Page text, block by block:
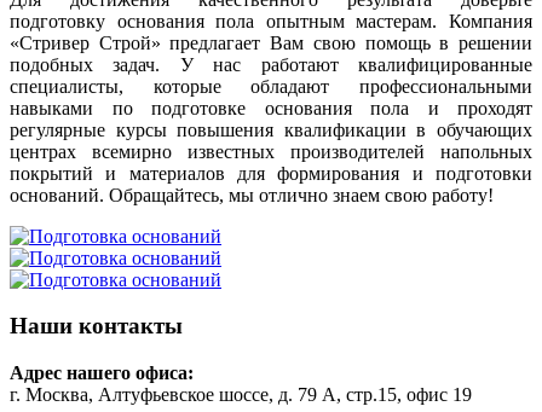
подготовку основания пола опытным мастерам. Компания
«Стривер Строй» предлагает Вам свою помощь в решении
подобных задач. У нас работают квалифицированные
специалисты, которые обладают профессиональными
навыками по подготовке основания пола и проходят
регулярные курсы повышения квалификации в обучающих
центрах всемирно известных производителей напольных
покрытий и материалов для формирования и подготовки
оснований. Обращайтесь, мы отлично знаем свою работу!
Наши контакты
Адрес нашего офиса:
г. Москва, Алтуфьевское шоссе, д. 79 А, стр.15, офис 19